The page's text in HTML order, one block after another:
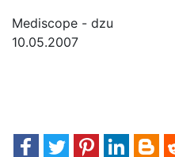
Mediscope - dzu
10.05.2007